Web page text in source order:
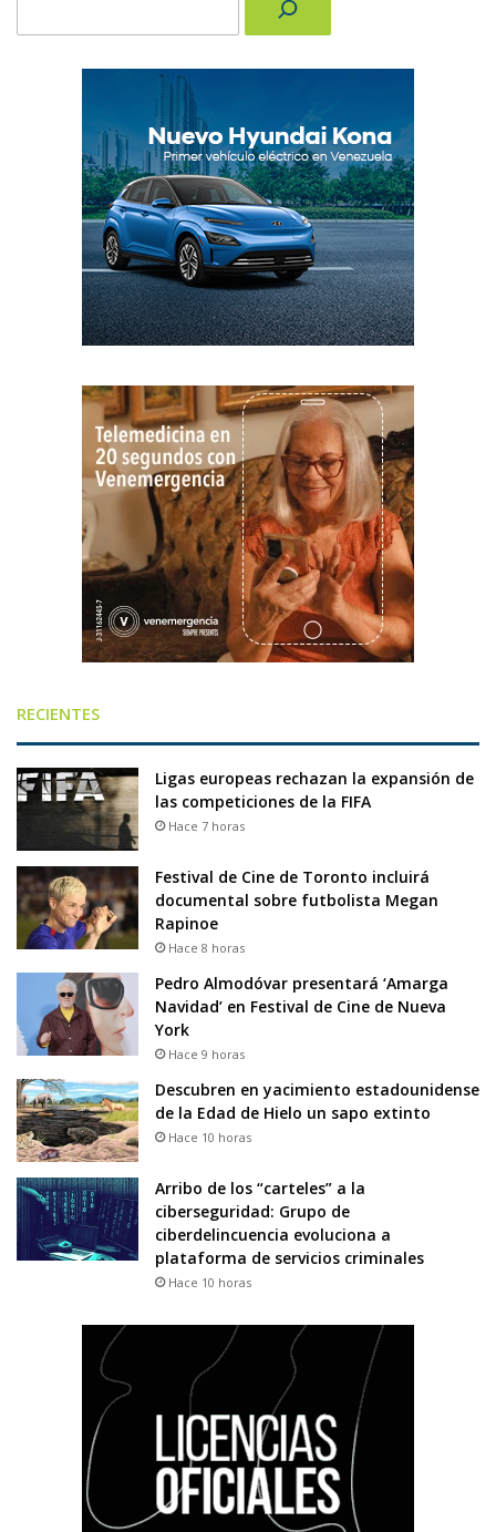
RECIENTES
Ligas europeas rechazan la expansión de
las competiciones de la FIFA
Hace 7 horas
Festival de Cine de Toronto incluirá
documental sobre futbolista Megan
Rapinoe
Hace 8 horas
Pedro Almodóvar presentará ‘Amarga
Navidad’ en Festival de Cine de Nueva
York
Hace 9 horas
Descubren en yacimiento estadounidense
de la Edad de Hielo un sapo extinto
Hace 10 horas
Arribo de los “carteles” a la
ciberseguridad: Grupo de
ciberdelincuencia evoluciona a
plataforma de servicios criminales
Hace 10 horas